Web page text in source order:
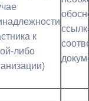
к
либо